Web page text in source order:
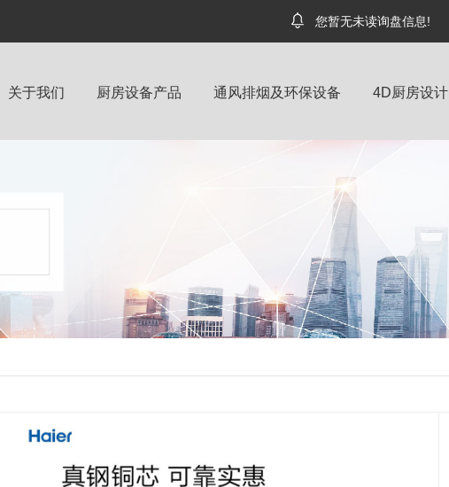
您暂无未读询盘信息!
关于我们 厨房设备产品 通风排烟及环保设备 4D厨房设计